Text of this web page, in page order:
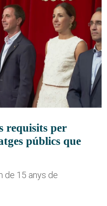
requisits per
públics que
de 15 anys de